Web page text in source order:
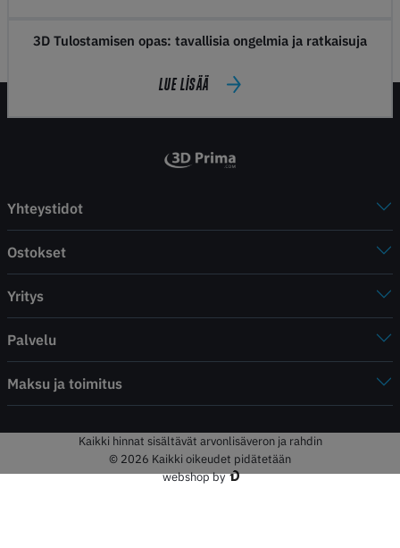
3D Tulostamisen opas: tavallisia ongelmia ja ratkaisuja
LUE LISÄÄ
Yhteystidot
Ostokset
Yritys
Palvelu
Maksu ja toimitus
Kaikki hinnat sisältävät arvonlisäveron ja rahdin
© 2026 Kaikki oikeudet pidätetään
webshop by